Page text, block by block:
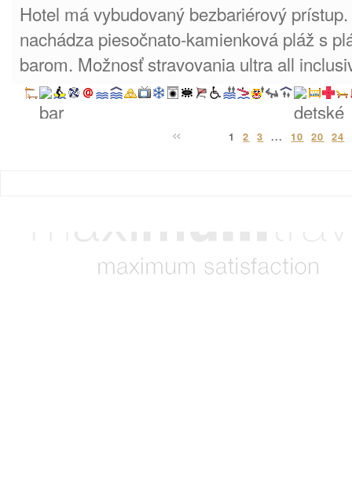
Hotel má vybudovaný bezbariérový
nachádza piesočnato-kamienková pláž s
barom. Možnosť stravovania ultra all
1 2 3 ... 10 20 24